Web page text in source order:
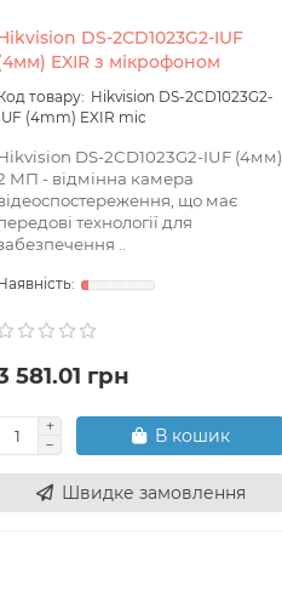
DS-2CD1023G2-IUF
EXIR з мікрофоном
Hikvision DS-2CD1023G2-
(4mm) EXIR mic
DS-2CD1023G2-IUF (4мм)
МП - відмінна камера
що має
технології для
..
581.01 грн
В кошик
Швидке замовлення